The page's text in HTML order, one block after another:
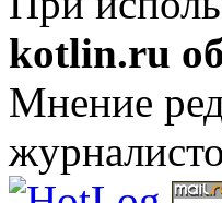
kotlin.ru
Мнение